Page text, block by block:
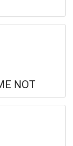
NOT